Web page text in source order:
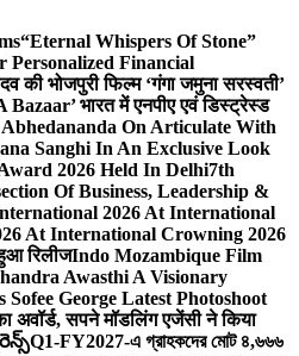
“Eternal Whispers Of Stone”
Personalized Financial
की भोजपुरी फिल्म ‘गंगा जमुना सरस्वती’
भारत में एनपीए एवं डिस्ट्रेस्ड
On Articulate With
Sanghi In An Exclusive Look
2026 Held In Delhi7th
Of Business, Leadership &
2026 At International
At International Crowning 2026
हुआ रिलीजIndo Mozambique Film
Awasthi A Visionary
Sofee George Latest Photoshoot
अवॉर्ड, सपने मॉडलिंग एजेंसी ने किया
Q1-FY2027-এ গ্রাহকদের মোট ৪,৬৬৬